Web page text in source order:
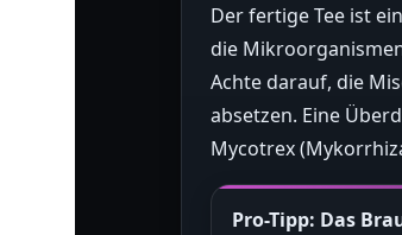
Der fertige Tee ist
die
Achte darauf, die
absetzen. Eine
Mycotrex
Pro-Tipp: Das